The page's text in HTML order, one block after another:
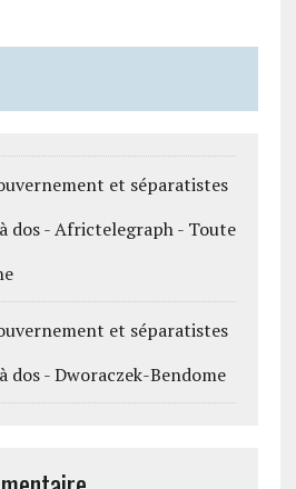
et séparatistes
dos - Africtelegraph - Toute
et séparatistes
dos - Dworaczek-Bendome